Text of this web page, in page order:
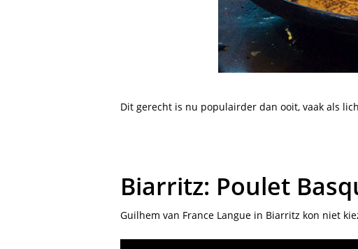
Dit gerecht is nu populairder dan ooit, vaak als
Biarritz: Poulet
Guilhem van France Langue in Biarritz kon niet